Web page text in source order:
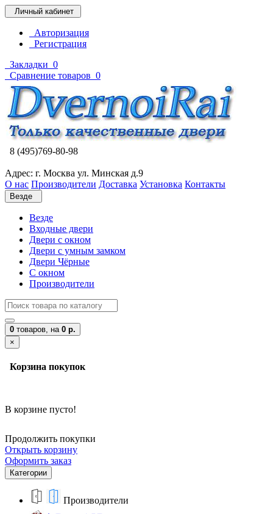
Личный кабинет
Авторизация
Регистрация
Закладки 0
Сравнение товаров 0
8 (495)769-80-98
Адрес: г. Москва ул. Минская д.9
О нас Производители Доставка Установка Контакты
Везде
Везде
Входные двери
Двери с окном
Двери с умным замком
Двери Чёрные
C окном
Производители
0 товаров, на 0 р.
×
Корзина покупок
В корзине пусто!
Продолжить покупки
Открыть корзину
Оформить заказ
Категории
Производители